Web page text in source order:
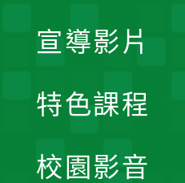
宣導影片
特色課程
校園影音